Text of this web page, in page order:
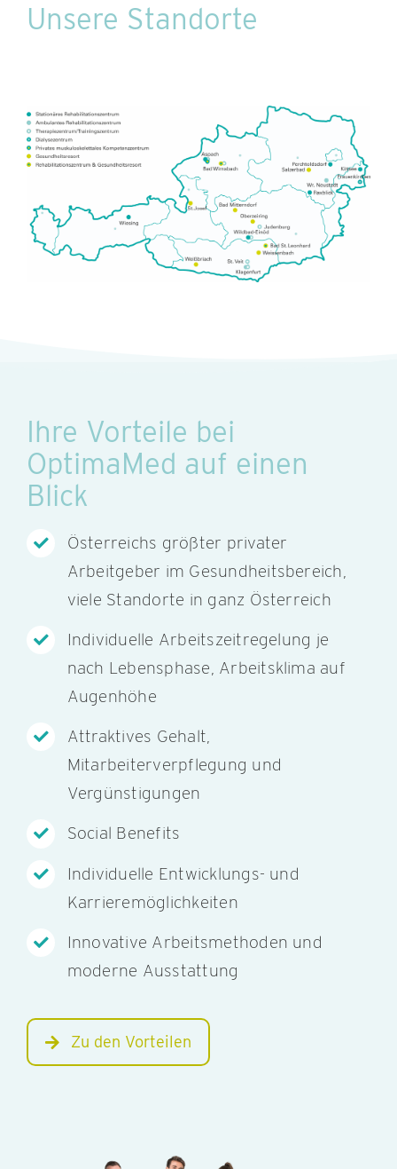
Unsere Standorte
Ihre Vorteile bei
OptimaMed auf einen
Blick
Österreichs größter privater
Arbeitgeber im Gesundheitsbereich,
viele Standorte in ganz Österreich
Individuelle Arbeitszeitregelung je
nach Lebensphase, Arbeitsklima auf
Augenhöhe
Attraktives Gehalt,
Mitarbeiterverpflegung und
Vergünstigungen
Social Benefits
Individuelle Entwicklungs- und
Karrieremöglichkeiten
Innovative Arbeitsmethoden und
moderne Ausstattung
Zu den Vorteilen